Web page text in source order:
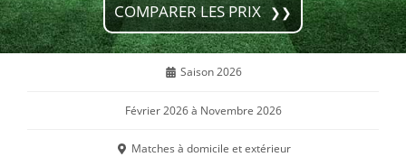
COMPARER LES PRIX
Saison 2026
Février 2026 à Novembre 2026
Matches à domicile et extérieur